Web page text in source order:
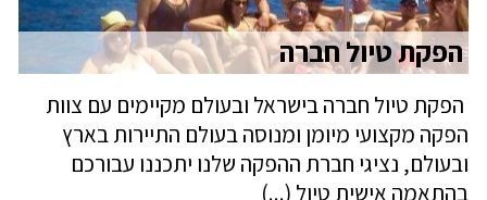
הפקת טיול חברה
הפקת טיול חברה בישראל ובעולם מקיימים עם צוות
הפקה מקצועי מיומן ומנוסה בעולם התיירות בארץ
ובעולם, נציגי חברת ההפקה שלנו יתכננו עבורכם
בהתאמה אישית טיול (...)